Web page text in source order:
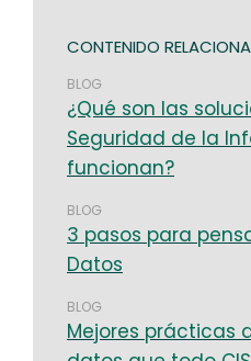
CONTENIDO
BLOG
¿Qué son las
Seguridad de la
funcionan?
BLOG
3 pasos para
Datos
BLOG
Mejores prácticas